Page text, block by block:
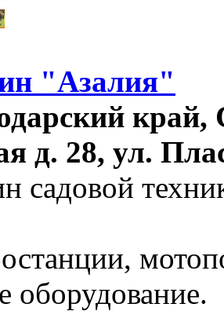
"Азалия"
д. 28, ул.
садовой
оборудование.